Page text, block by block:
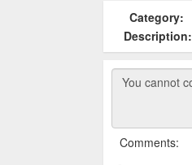
Category:
Description:
Comments: